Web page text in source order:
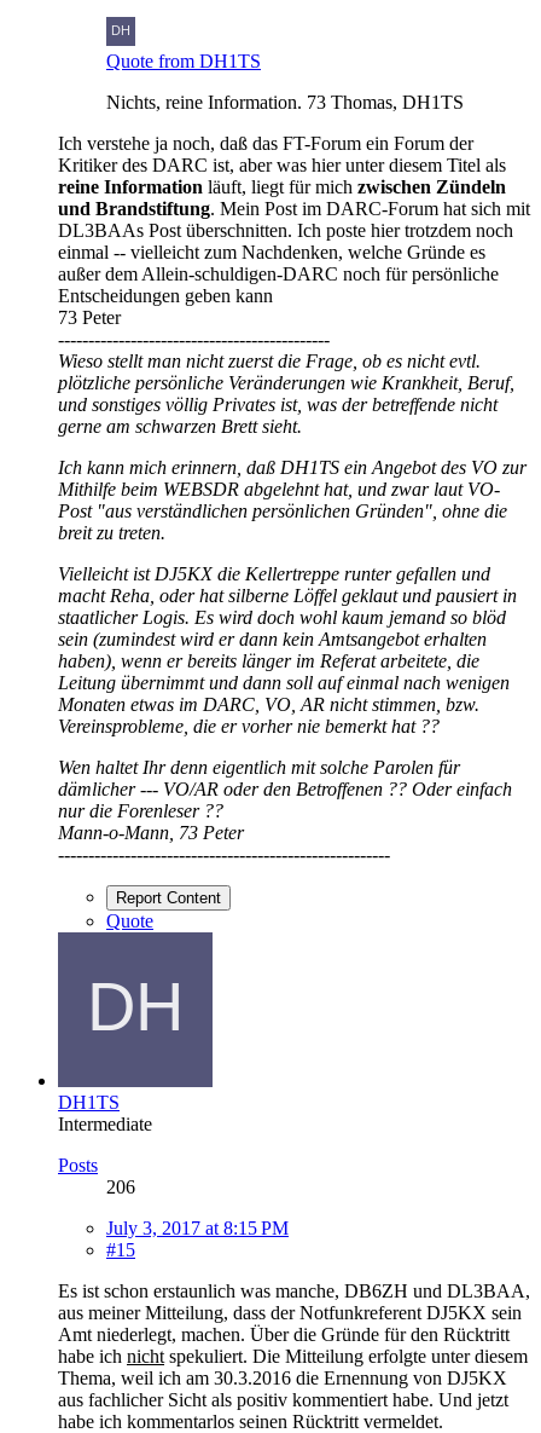
Quote from DH1TS
Nichts, reine Information. 73 Thomas, DH1TS
Ich verstehe ja noch, daß das FT-Forum ein Forum der
Kritiker des DARC ist, aber was hier unter diesem Titel als
reine Information läuft, liegt für mich zwischen Zündeln
und Brandstiftung. Mein Post im DARC-Forum hat sich mit
DL3BAAs Post überschnitten. Ich poste hier trotzdem noch
einmal -- vielleicht zum Nachdenken, welche Gründe es
außer dem Allein-schuldigen-DARC noch für persönliche
Entscheidungen geben kann
73 Peter
---------------------------------------------
Wieso stellt man nicht zuerst die Frage, ob es nicht evtl.
plötzliche persönliche Veränderungen wie Krankheit, Beruf,
und sonstiges völlig Privates ist, was der betreffende nicht
gerne am schwarzen Brett sieht.
Ich kann mich erinnern, daß DH1TS ein Angebot des VO zur
Mithilfe beim WEBSDR abgelehnt hat, und zwar laut VO-
Post "aus verständlichen persönlichen Gründen", ohne die
breit zu treten.
Vielleicht ist DJ5KX die Kellertreppe runter gefallen und
macht Reha, oder hat silberne Löffel geklaut und pausiert in
staatlicher Logis. Es wird doch wohl kaum jemand so blöd
sein (zumindest wird er dann kein Amtsangebot erhalten
haben), wenn er bereits länger im Referat arbeitete, die
Leitung übernimmt und dann soll auf einmal nach wenigen
Monaten etwas im DARC, VO, AR nicht stimmen, bzw.
Vereinsprobleme, die er vorher nie bemerkt hat ??
Wen haltet Ihr denn eigentlich mit solche Parolen für
dämlicher --- VO/AR oder den Betroffenen ?? Oder einfach
nur die Forenleser ??
Mann-o-Mann, 73 Peter
-------------------------------------------------------
Report Content
Quote
DH1TS
Intermediate
Posts
206
July 3, 2017 at 8:15 PM
#15
Es ist schon erstaunlich was manche, DB6ZH und DL3BAA,
aus meiner Mitteilung, dass der Notfunkreferent DJ5KX sein
Amt niederlegt, machen. Über die Gründe für den Rücktritt
habe ich nicht spekuliert. Die Mitteilung erfolgte unter diesem
Thema, weil ich am 30.3.2016 die Ernennung von DJ5KX
aus fachlicher Sicht als positiv kommentiert habe. Und jetzt
habe ich kommentarlos seinen Rücktritt vermeldet.